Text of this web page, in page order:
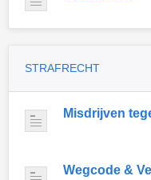
STRAFRECHT
Misdrijven
Wegcode &